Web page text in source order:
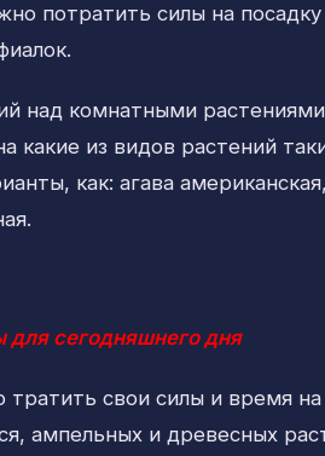
потратить силы на
над комнатными
какие из видов растений
как: агава
сегодняшнего дня
тратить свои силы и время
ампельных и древесных